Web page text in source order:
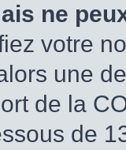
ne
votre
une
de la
de